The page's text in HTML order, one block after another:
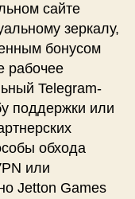
сайте
зеркалу,
бонусом
рабочее
Telegram-
поддержки или
обхода
или
Jetton Games